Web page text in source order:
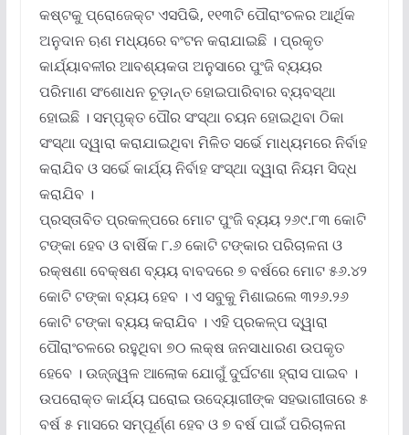
କଷ୍ଟକୁ ପ୍ରୋଜେକ୍ଟ ଏସପିଭି, ୧୧୩ଟି ପୌରାଂଚଳର ଆର୍ଥିକ
ଅନୁଦାନ ଋଣ ମଧ୍ୟରେ ବଂଟନ କରାଯାଇଛି । ପ୍ରକୃତ
କାର୍ଯ୍ୟାବଳୀର ଆବଶ୍ୟକତା ଅନୁସାରେ ପୁଂଜି ବ୍ୟୟର
ପରିମାଣ ସଂଶୋଧନ ଚୂଡ଼ାନ୍ତ ହୋଇପାରିବାର ବ୍ୟବସ୍ଥା
ହୋଇଛି । ସମ୍ପୃକ୍ତ ପୌର ସଂସ୍ଥା ଚୟନ ହୋଇଥିବା ଠିକା
ସଂସ୍ଥା ଦ୍ୱାରା କରାଯାଇଥିବା ମିଳିତ ସର୍ଭେ ମାଧ୍ୟମରେ ନିର୍ବାହ
କରାଯିବ ଓ ସର୍ଭେ କାର୍ଯ୍ୟ ନିର୍ବାହ ସଂସ୍ଥା ଦ୍ୱାରା ନିୟମ ସିଦ୍ଧ
କରାଯିବ ।
ପ୍ରସ୍ତାବିତ ପ୍ରକଳ୍ପରେ ମୋଟ ପୁଂଜି ବ୍ୟୟ ୨୬୯.୮୩ କୋଟି
ଟଙ୍କା ହେବ ଓ ବାର୍ଷିକ ୮.୬ କୋଟି ଟଙ୍କାର ପରିଚାଳନା ଓ
ରକ୍ଷଣା ବେକ୍ଷଣ ବ୍ୟୟ ବାବଦରେ ୭ ବର୍ଷରେ ମୋଟ ୫୬.୪୨
କୋଟି ଟଙ୍କା ବ୍ୟୟ ହେବ । ଏ ସବୁକୁ ମିଶାଇଲେ ୩୨୬.୨୬
କୋଟି ଟଙ୍କା ବ୍ୟୟ କରାଯିବ । ଏହି ପ୍ରକଳ୍ପ ଦ୍ୱାରା
ପୌରାଂଚଳରେ ରହୁଥିବା ୭୦ ଲକ୍ଷ ଜନସାଧାରଣ ଉପକୃତ
ହେବେ । ଉଜ୍ଜ୍ୱଳ ଆଲୋକ ଯୋଗୁଁ ଦୁର୍ଘଟଣା ହ୍ରାସ ପାଇବ ।
ଉପରୋକ୍ତ କାର୍ଯ୍ୟ ଘରୋଇ ଉଦ୍ୟୋଗୀଙ୍କ ସହଭାଗୀତାରେ ୫
ବର୍ଷ ୫ ମାସରେ ସମ୍ପୂର୍ଣ୍ଣ ହେବ ଓ ୭ ବର୍ଷ ପାଇଁ ପରିଚାଳନା